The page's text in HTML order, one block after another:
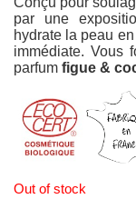
par une
hydrate la peau
immédiate. Vous
parfum figue &
Out of stock